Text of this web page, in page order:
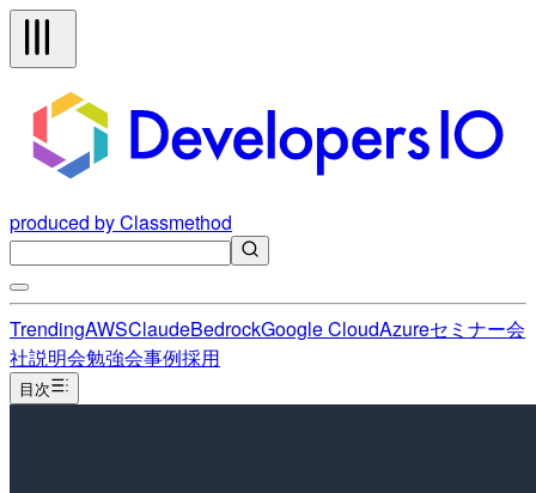
produced by Classmethod
TrendingAWSClaudeBedrockGoogle CloudAzureセミナー会
社説明会勉強会事例採用
目次